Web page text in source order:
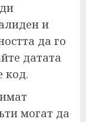
и
да го
датата
код.
могат да